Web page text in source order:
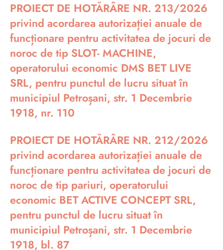
PROIECT DE HOTĂRÂRE NR. 213/2026
privind acordarea autorizației anuale de
funcționare pentru activitatea de jocuri de
noroc de tip SLOT- MACHINE,
operatorului economic DMS BET LIVE
SRL, pentru punctul de lucru situat în
municipiul Petroșani, str. 1 Decembrie
1918, nr. 110
PROIECT DE HOTĂRÂRE NR. 212/2026
privind acordarea autorizației anuale de
funcționare pentru activitatea de jocuri de
noroc de tip pariuri, operatorului
economic BET ACTIVE CONCEPT SRL,
pentru punctul de lucru situat în
municipiul Petroșani, str. 1 Decembrie
1918, bl. 87